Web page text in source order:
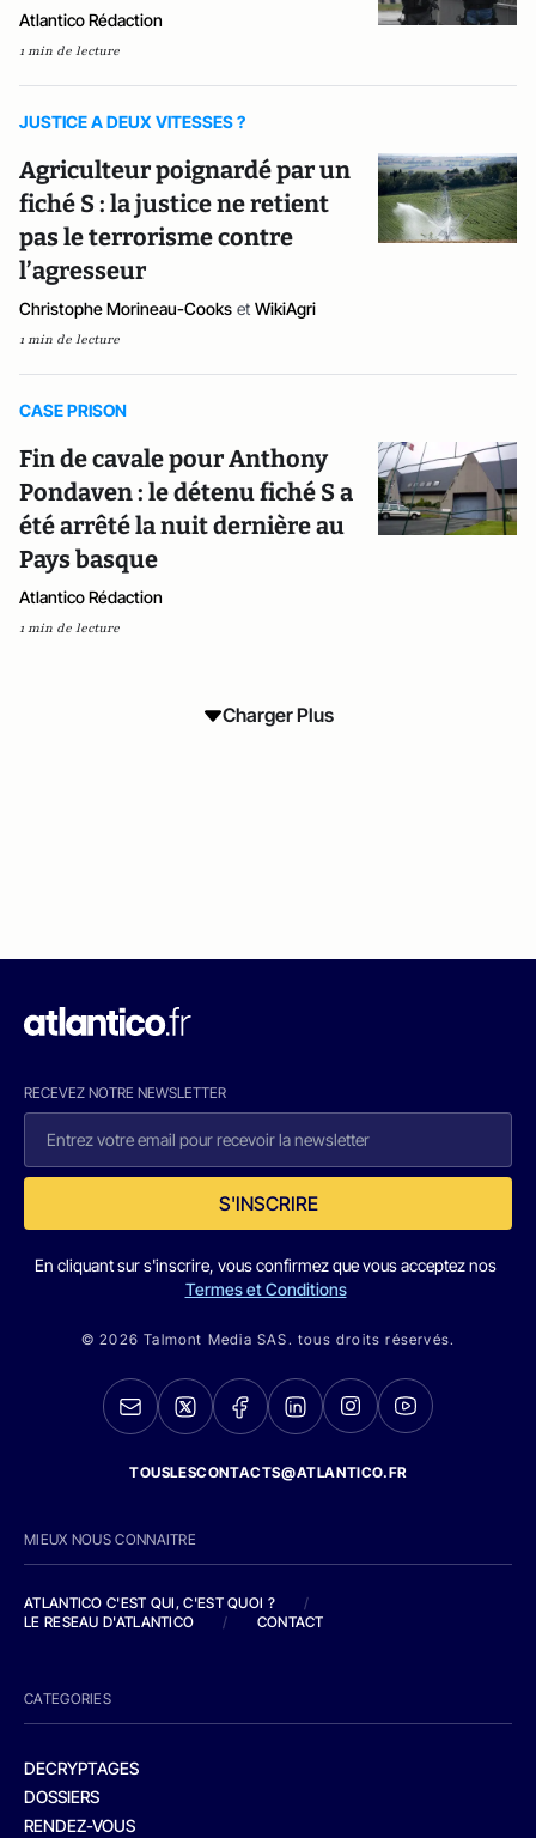
Atlantico Rédaction
1 min de lecture
JUSTICE A DEUX VITESSES ?
Agriculteur poignardé par un
fiché S : la justice ne retient
pas le terrorisme contre
l’agresseur
Christophe Morineau-Cooks et WikiAgri
1 min de lecture
CASE PRISON
Fin de cavale pour Anthony
Pondaven : le détenu fiché S a
été arrêté la nuit dernière au
Pays basque
Atlantico Rédaction
1 min de lecture
Charger Plus
RECEVEZ NOTRE NEWSLETTER
S'INSCRIRE
En cliquant sur s'inscrire, vous confirmez que vous acceptez nos
Termes et Conditions
© 2026 Talmont Media SAS. tous droits réservés.
TOUSLESCONTACTS@ATLANTICO.FR
MIEUX NOUS CONNAITRE
ATLANTICO C'EST QUI, C'EST QUOI ?
/
LE RESEAU D'ATLANTICO
/ CONTACT
CATEGORIES
DECRYPTAGES
DOSSIERS
RENDEZ-VOUS